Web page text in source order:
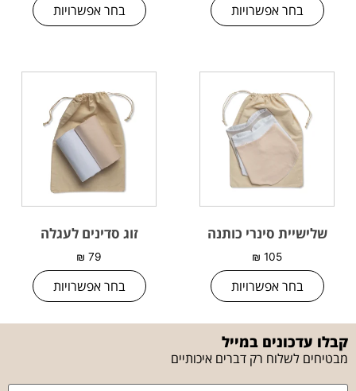
בחר אפשרויות בחר אפשרויות
שלישיית סינרי כותנה
₪ 105
בחר אפשרויות
זוג סדינים לעגלה
₪ 79
בחר אפשרויות
קבלו עדכונים במייל
מבטיחים לשלוח רק דברים איכותיים